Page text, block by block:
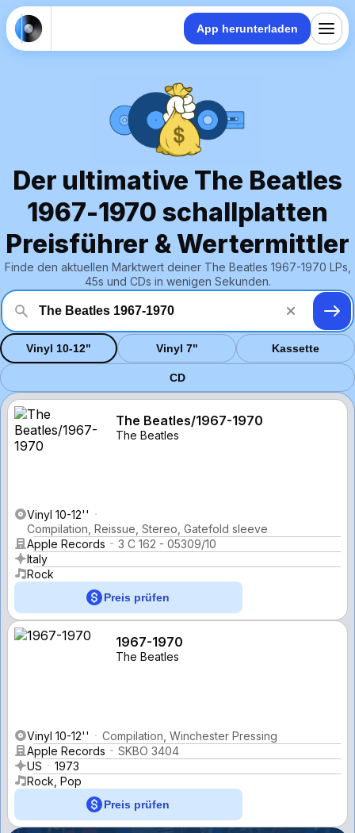
App herunterladen
Der ultimative The Beatles
1967-1970 schallplatten
Preisführer & Wertermittler
Finde den aktuellen Marktwert deiner The Beatles 1967-1970 LPs,
45s und CDs in wenigen Sekunden.
Vinyl 10-12" Vinyl 7" Kassette
CD
The Beatles/1967-1970
The Beatles
Vinyl 10-12''
Compilation, Reissue, Stereo, Gatefold sleeve
Apple Records
3 C 162 - 05309/10
Italy
Rock
Preis prüfen
1967-1970
The Beatles
Vinyl 10-12''
Compilation, Winchester Pressing
Apple Records
SKBO 3404
US
1973
Rock, Pop
Preis prüfen